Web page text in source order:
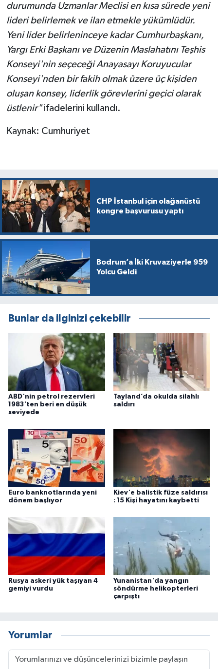
durumunda Uzmanlar Meclisi en kısa sürede yeni
lideri belirlemek ve ilan etmekle yükümlüdür.
Yeni lider belirleninceye kadar Cumhurbaşkanı,
Yargı Erki Başkanı ve Düzenin Maslahatını Teşhis
Konseyi'nin seçeceği Anayasayı Koruyucular
Konseyi'nden bir fakih olmak üzere üç kişiden
oluşan konsey, liderlik görevlerini geçici olarak
üstlenir"ifadelerini kullandı.
Kaynak: Cumhuriyet
CHP İstanbul için olağanüstü
kongre başvurusu yaptı
Bodrum’a İki Kruvaziyerle 959
Yolcu Geldi
Bunlar da ilginizi çekebilir
ABD'nin petrol rezervleri
1983'ten beri en düşük
seviyede
Tayland’da okulda silahlı
saldırı
Euro banknotlarında yeni
dönem başlıyor
Kiev'e balistik füze saldırısı
: 15 Kişi hayatını kaybetti
Rusya askeri yük taşıyan 4
gemiyi vurdu
Yunanistan'da yangın
söndürme helikopterleri
çarpıştı
Yorumlar